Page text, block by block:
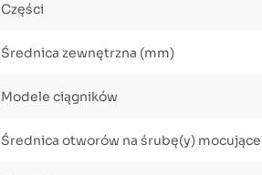
Części
Średnica zewnętrzna (mm)
Modele ciągników
Średnica otworów na śrubę(y)